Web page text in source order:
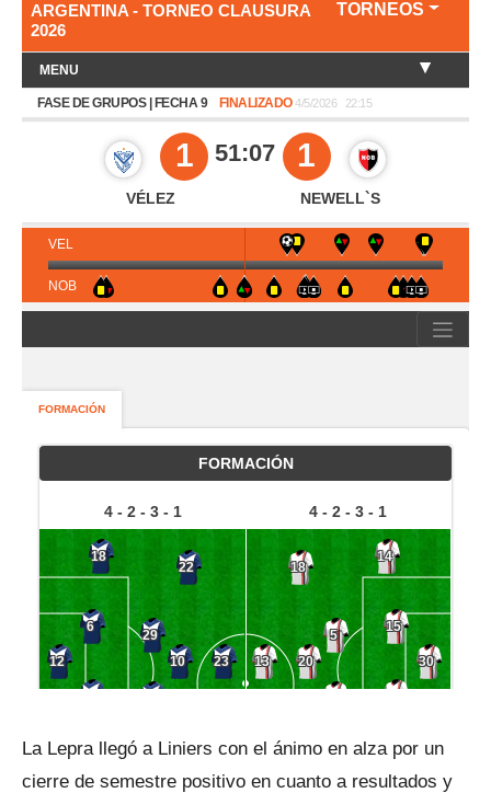
La Lepra llegó a Liniers con el ánimo en alza por un
cierre de semestre positivo en cuanto a resultados y